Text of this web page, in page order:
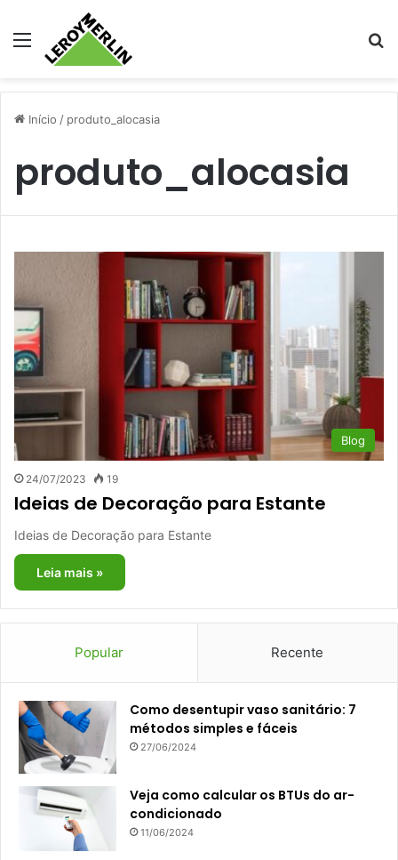
Menu
Início / produto_alocasia
produto_alocasia
Blog
24/07/2023 19
Ideias de Decoração para Estante
Ideias de Decoração para Estante
Leia mais »
Popular Recente
Como desentupir vaso sanitário: 7
métodos simples e fáceis
27/06/2024
Veja como calcular os BTUs do ar-
condicionado
11/06/2024